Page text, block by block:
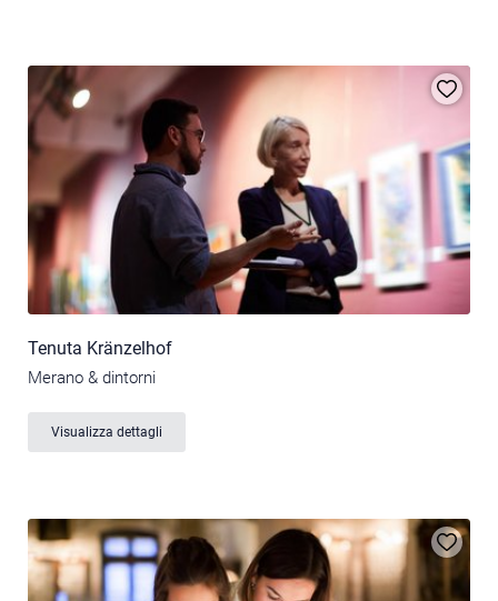
Tenuta Kränzelhof
Merano & dintorni
Visualizza dettagli